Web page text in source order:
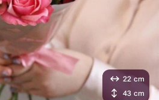
22 cm
43 cm